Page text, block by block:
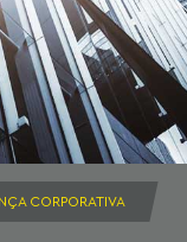
CORPORATIVA